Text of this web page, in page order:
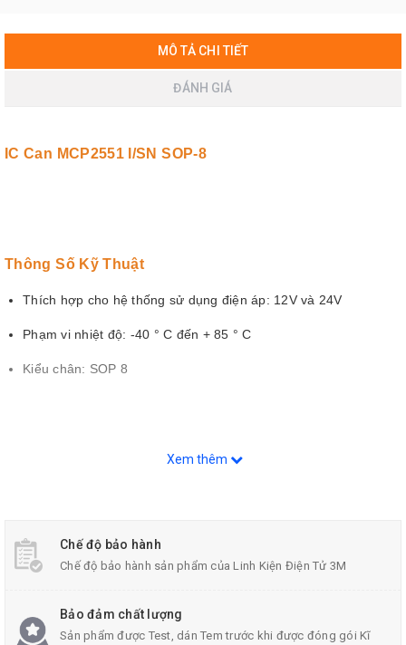
MÔ TẢ CHI TIẾT
ĐÁNH GIÁ
IC Can MCP2551 I/SN SOP-8
Thông Số Kỹ Thuật
Thích hợp cho hệ thống sử dụng điện áp: 12V và 24V
Phạm vi nhiệt độ: -40 ° C đến + 85 ° C
Kiểu chân: SOP 8
Xem thêm
Chế độ bảo hành
Chế độ bảo hành sản phẩm của Linh Kiện Điện Tử 3M
Bảo đảm chất lượng
Sản phẩm được Test, dán Tem trước khi được đóng gói Kĩ